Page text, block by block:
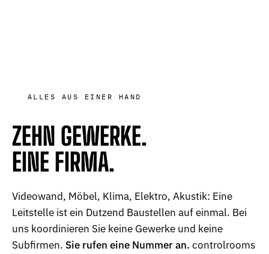
ALLES AUS EINER HAND
ZEHN GEWERKE.
EINE FIRMA.
Videowand, Möbel, Klima, Elektro, Akustik: Eine
Leitstelle ist ein Dutzend Baustellen auf einmal. Bei
uns koordinieren Sie keine Gewerke und keine
Subfirmen. Sie rufen eine Nummer an. controlrooms